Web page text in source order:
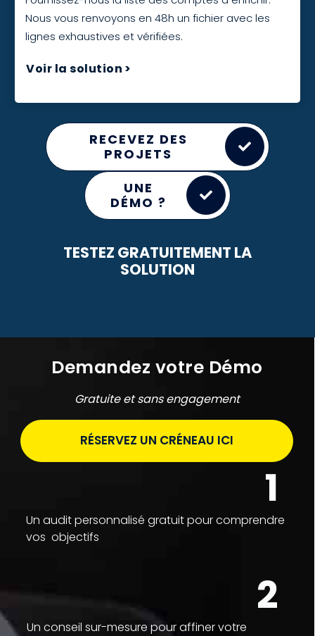
Nous vous renvoyons en 48h un fichier avec les
lignes exhaustives et vérifiées.
Voir la solution >
RECEVEZ DES
PROJETS
UNE
DÉMO ?
TESTEZ GRATUITEMENT LA
SOLUTION
Demandez votre Démo
Gratuite et sans engagement
RÉSERVEZ UN CRÉNEAU ICI
1
Un audit personnalisé gratuit pour comprendre
vos objectifs
2
Un conseil sur-mesure pour affiner votre